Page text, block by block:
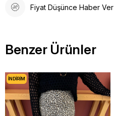
Fiyat Düşünce Haber Ver
Benzer Ürünler
İNDIRIM